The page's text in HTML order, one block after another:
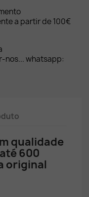
a partir de 100€
nos... whatsapp:
qualidade
600
original